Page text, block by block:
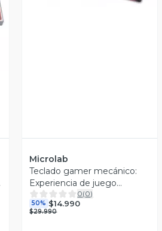
Microlab
Teclado gamer mecánico:
Experiencia de juego
superior.
0(0)
50% $14.990
$29.990